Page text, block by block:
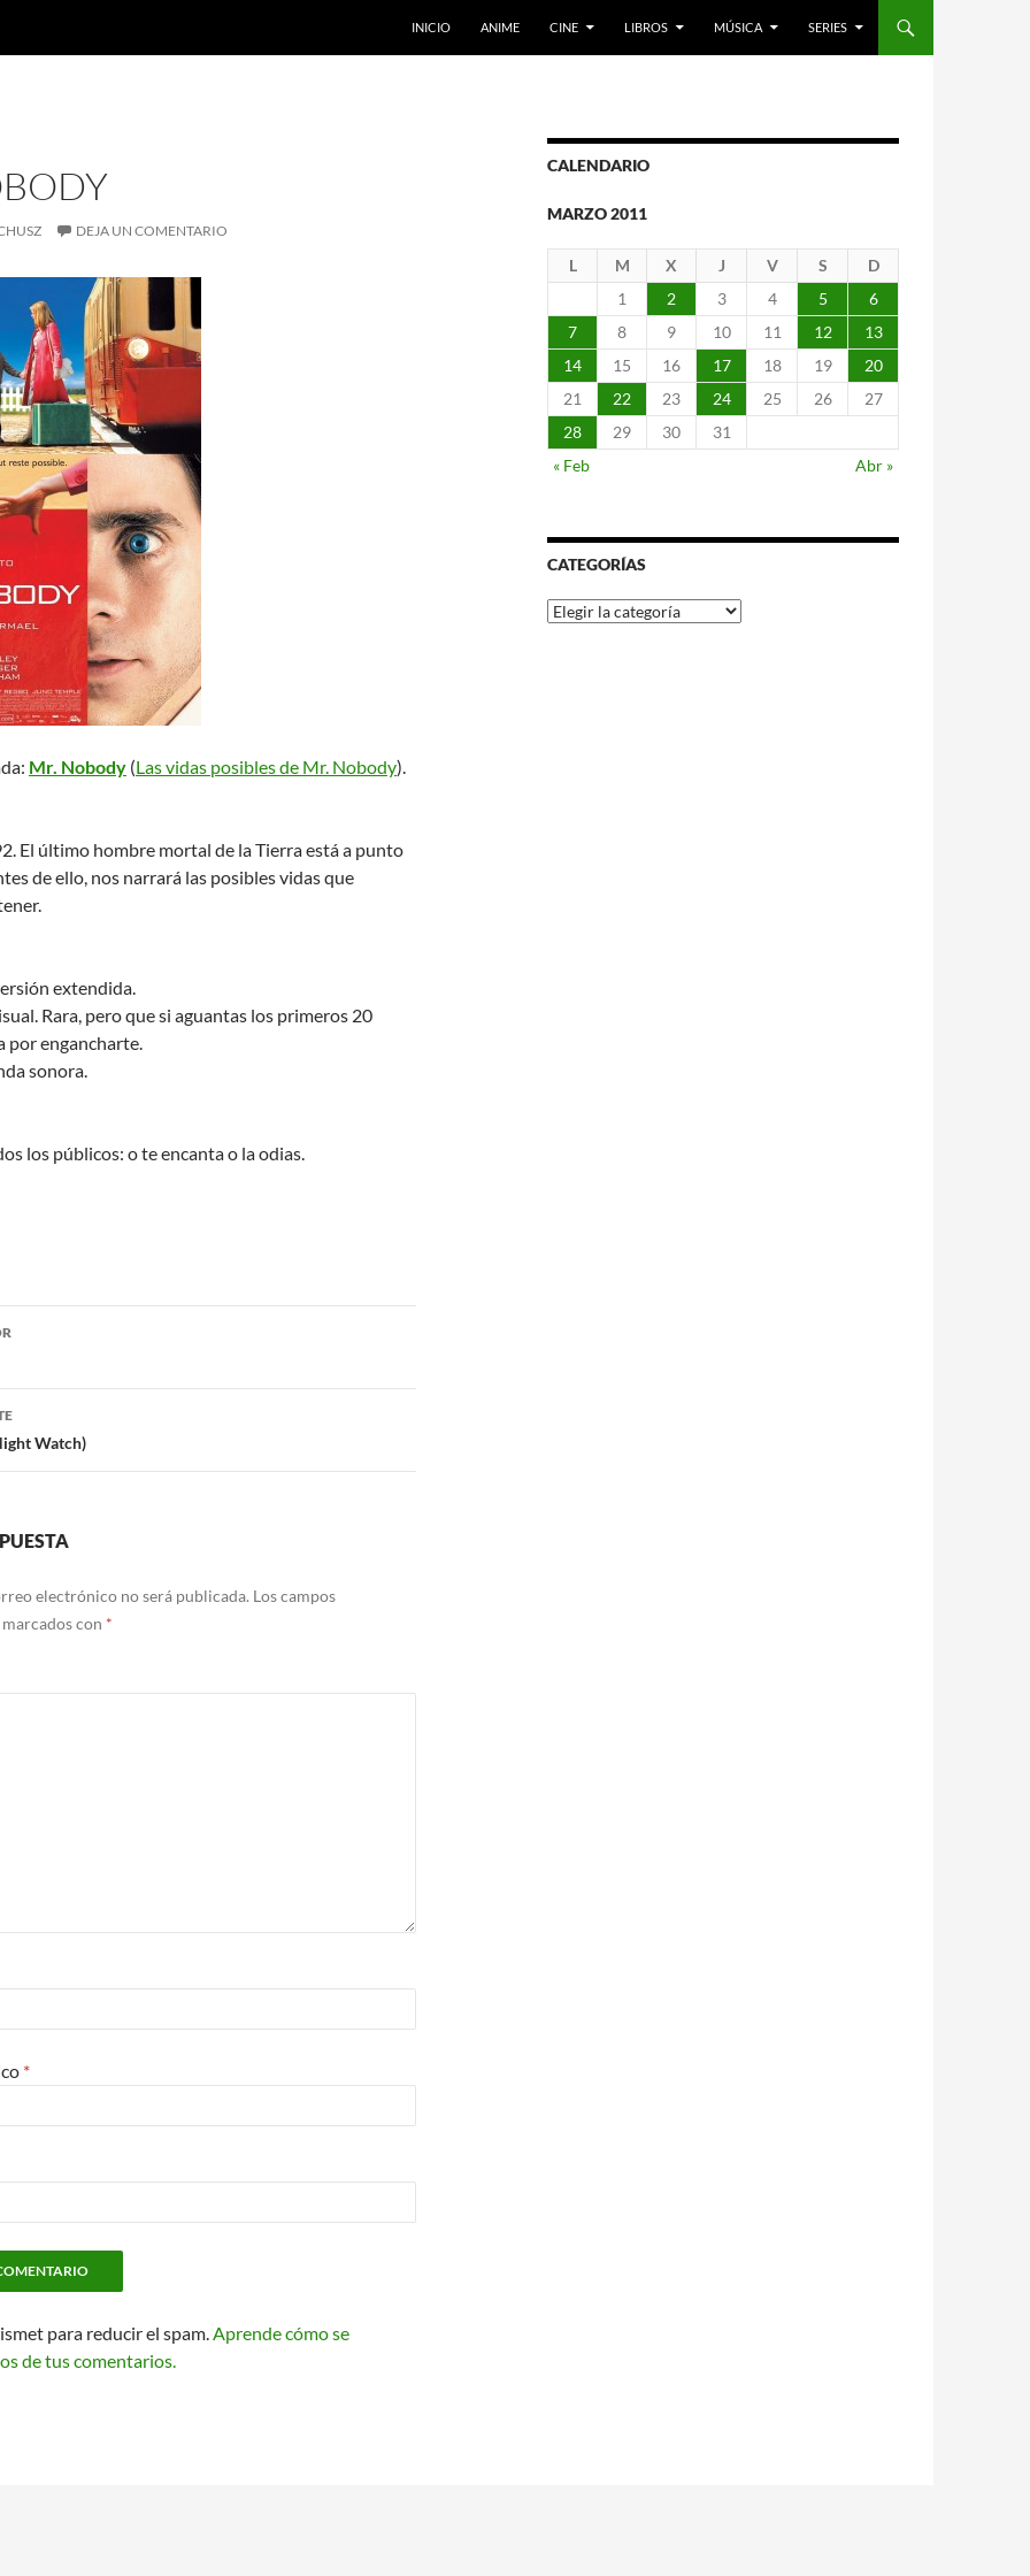
INICIO ANIME CINE LIBROS MÚSICA SERIES
DEJA UN COMENTARIO
Mr. Nobody (Las vidas posibles de Mr. Nobody).
El último hombre mortal de la Tierra está a punto
de ello, nos narrará las posibles vidas que
extendida.
Rara, pero que si aguantas los primeros 20
por engancharte.
sonora.
los públicos: o te encanta o la odias.
Watch)
electrónico no será publicada. Los campos
con *
*
para reducir el spam.Aprende cómo se
de tus comentarios.
CALENDARIO
MARZO 2011
L M X J V S
D
1
2 3 4 5
6
7
8 9 10 11 12
13
14
15 16 17 18 19
20
21
22 23 24 25 26
27
28
29 30
31
« Feb
Abr »
CATEGORÍAS
Categorías